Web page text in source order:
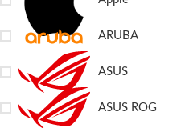
ARUBA
ASUS
ASUS ROG